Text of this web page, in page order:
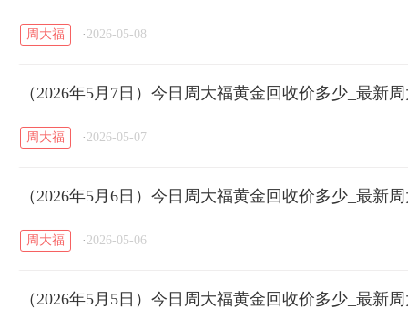
周大福 · 2026-05-08
（2026年5月7日）今日周大福黄金回收价多少_最新
周大福 · 2026-05-07
（2026年5月6日）今日周大福黄金回收价多少_最新
周大福 · 2026-05-06
（2026年5月5日）今日周大福黄金回收价多少_最新